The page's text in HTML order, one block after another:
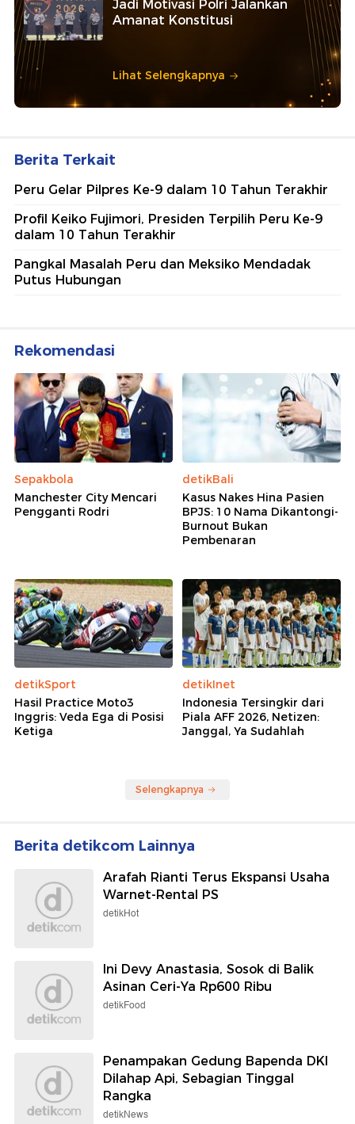
Jadi Motivasi Polri Jalankan
Amanat Konstitusi
Lihat Selengkapnya
Berita Terkait
Peru Gelar Pilpres Ke-9 dalam 10 Tahun Terakhir
Profil Keiko Fujimori, Presiden Terpilih Peru Ke-9
dalam 10 Tahun Terakhir
Pangkal Masalah Peru dan Meksiko Mendadak
Putus Hubungan
Rekomendasi
Sepakbola
Manchester City Mencari
Pengganti Rodri
detikBali
Kasus Nakes Hina Pasien
BPJS: 10 Nama Dikantongi-
Burnout Bukan
Pembenaran
detikSport
Hasil Practice Moto3
Inggris: Veda Ega di Posisi
Ketiga
detikInet
Indonesia Tersingkir dari
Piala AFF 2026, Netizen:
Janggal, Ya Sudahlah
Selengkapnya
Berita detikcom Lainnya
Arafah Rianti Terus Ekspansi Usaha
Warnet-Rental PS
detikHot
Ini Devy Anastasia, Sosok di Balik
Asinan Ceri-Ya Rp600 Ribu
detikFood
Penampakan Gedung Bapenda DKI
Dilahap Api, Sebagian Tinggal
Rangka
detikNews